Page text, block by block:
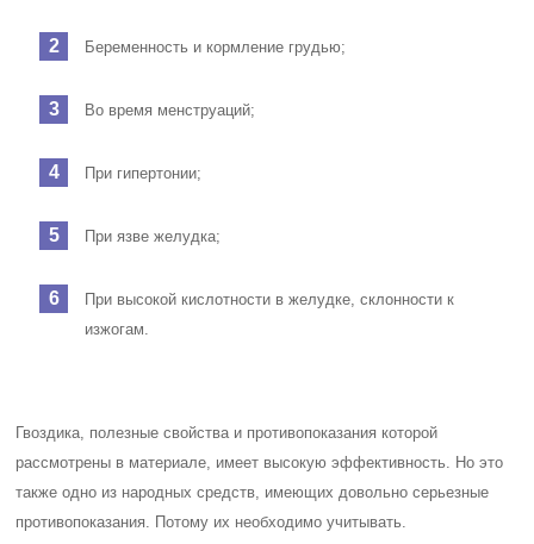
Беременность и кормление грудью;
Во время менструаций;
При гипертонии;
При язве желудка;
При высокой кислотности в желудке, склонности к
изжогам.
Гвоздика, полезные свойства и противопоказания которой
рассмотрены в материале, имеет высокую эффективность. Но это
также одно из народных средств, имеющих довольно серьезные
противопоказания. Потому их необходимо учитывать.